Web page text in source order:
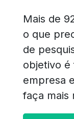
Mais de
o que
de
objetivo é
empresa
faça mais